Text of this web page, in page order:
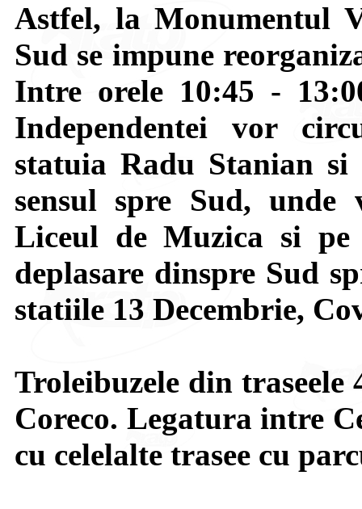
Astfel, la Monumentul
Sud se impune
Intre orele 10:45 -
Independentei vor
statuia Radu Stanian
sensul spre Sud, unde
Liceul de Muzica si pe
deplasare dinspre Sud
statiile 13 Decembrie,
Troleibuzele din
Coreco. Legatura intre
cu celelalte trasee cu